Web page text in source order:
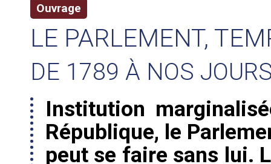
Ouvrage
LE PARLEMENT,
DE 1789 À NOS
Institution
République, le
peut se faire sans lui.